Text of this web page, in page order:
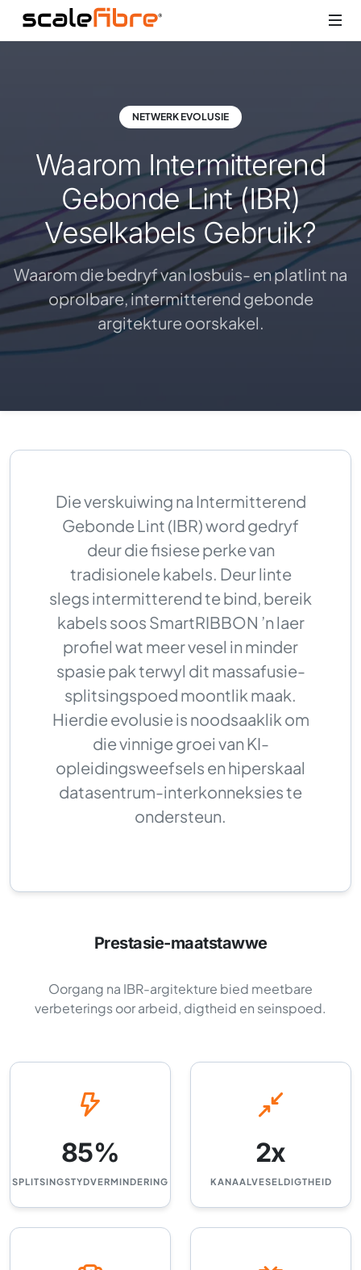
NETWERK EVOLUSIE
Waarom Intermitterend
Gebonde Lint (IBR)
Veselkabels Gebruik?
Waarom die bedryf van losbuis- en platlint na
oprolbare, intermitterend gebonde
argitekture oorskakel.
Die verskuiwing na Intermitterend
Gebonde Lint (IBR) word gedryf
deur die fisiese perke van
tradisionele kabels. Deur linte
slegs intermitterend te bind, bereik
kabels soos SmartRIBBON ’n laer
profiel wat meer vesel in minder
spasie pak terwyl dit massafusie-
splitsingspoed moontlik maak.
Hierdie evolusie is noodsaaklik om
die vinnige groei van KI-
opleidingsweefsels en hiperskaal
datasentrum-interkonneksies te
ondersteun.
Prestasie-maatstawwe
Oorgang na IBR-argitekture bied meetbare
verbeterings oor arbeid, digtheid en seinspoed.
85%
SPLITSINGSTYDVERMINDERING
2x
KANAALVESELDIGTHEID